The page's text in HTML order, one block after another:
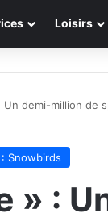
Loisirs
demi-million de
: Snowbirds
» :